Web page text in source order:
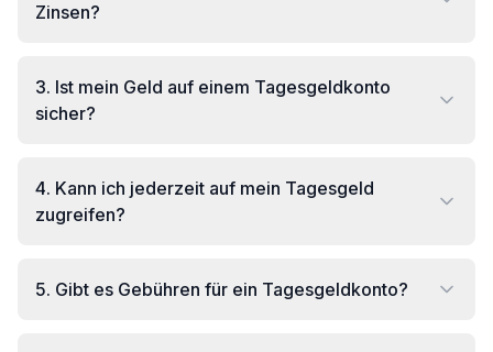
Zinsen?
3. Ist mein Geld auf einem Tagesgeldkonto
sicher?
4. Kann ich jederzeit auf mein Tagesgeld
zugreifen?
5. Gibt es Gebühren für ein Tagesgeldkonto?